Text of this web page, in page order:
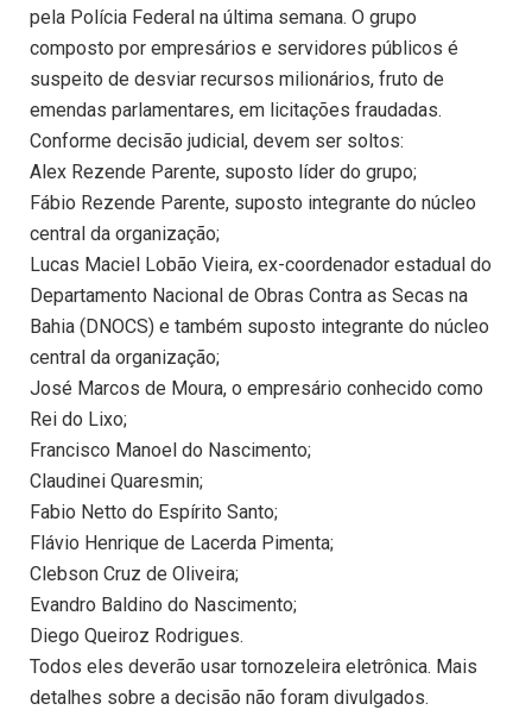
pela Polícia Federal na última semana. O grupo
composto por empresários e servidores públicos é
suspeito de desviar recursos milionários, fruto de
emendas parlamentares, em licitações fraudadas.
Conforme decisão judicial, devem ser soltos:
Alex Rezende Parente, suposto líder do grupo;
Fábio Rezende Parente, suposto integrante do núcleo
central da organização;
Lucas Maciel Lobão Vieira, ex-coordenador estadual do
Departamento Nacional de Obras Contra as Secas na
Bahia (DNOCS) e também suposto integrante do núcleo
central da organização;
José Marcos de Moura, o empresário conhecido como
Rei do Lixo;
Francisco Manoel do Nascimento;
Claudinei Quaresmin;
Fabio Netto do Espírito Santo;
Flávio Henrique de Lacerda Pimenta;
Clebson Cruz de Oliveira;
Evandro Baldino do Nascimento;
Diego Queiroz Rodrigues.
Todos eles deverão usar tornozeleira eletrônica. Mais
detalhes sobre a decisão não foram divulgados.